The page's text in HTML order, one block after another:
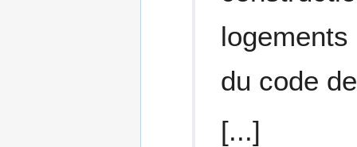
du code
[...]